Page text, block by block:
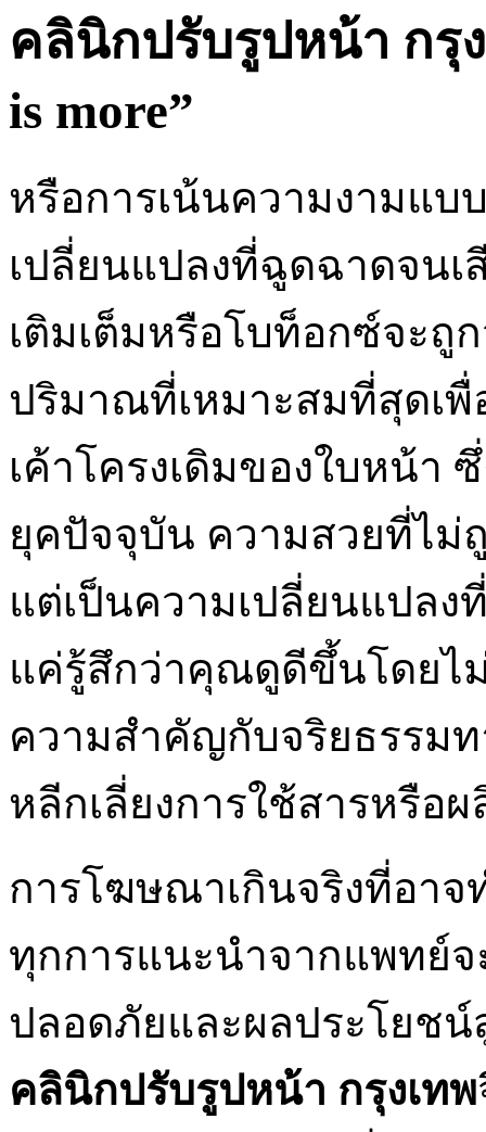
คลินิกปรับรูปหน้า กรุ
is more”
หรือการเน้นความงามแบ
เปลี่ยนแปลงที่ฉูดฉาดจนเ
เติมเต็มหรือโบท็อกซ์จะถู
ปริมาณที่เหมาะสมที่สุดเพื่
เค้าโครงเดิมของใบหน้า
ยุคปัจจุบัน ความสวยที่ไม่
แต่เป็นความเปลี่ยนแปลง
แค่รู้สึกว่าคุณดูดีขึ้นโดยไม่
ความสำคัญกับจริยธรรมท
หลีกเลี่ยงการใช้สารหรื
การโฆษณาเกินจริงที่อาจ
ทุกการแนะนำจากแพทย์
ปลอดภัยและผลประโยช
คลินิกปรับรูปหน้า กรุงเทพ